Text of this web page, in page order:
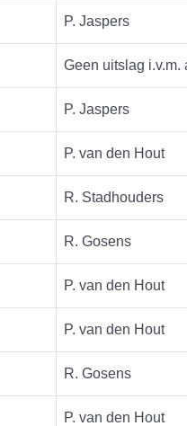
P. Jaspers
Geen uitslag i.v.m.
P. Jaspers
P. van den Hout
R. Stadhouders
R. Gosens
P. van den Hout
P. van den Hout
R. Gosens
P. van den Hout